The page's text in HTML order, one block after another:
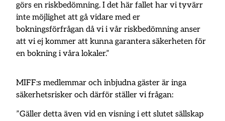
görs en riskbedömning. I det här fallet har vi tyvärr
inte möjlighet att gå vidare med er
bokningsförfrågan då vi i vår riskbedömning anser
att vi ej kommer att kunna garantera säkerheten för
en bokning i våra lokaler.”
MIFF:s medlemmar och inbjudna gäster är inga
säkerhetsrisker och därför ställer vi frågan:
”Gäller detta även vid en visning i ett slutet sällskap